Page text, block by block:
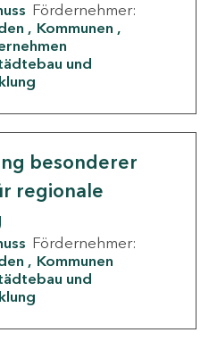
Fördernehmer:
Kommunen
und
besonderer
regionale
Fördernehmer:
Kommunen
und